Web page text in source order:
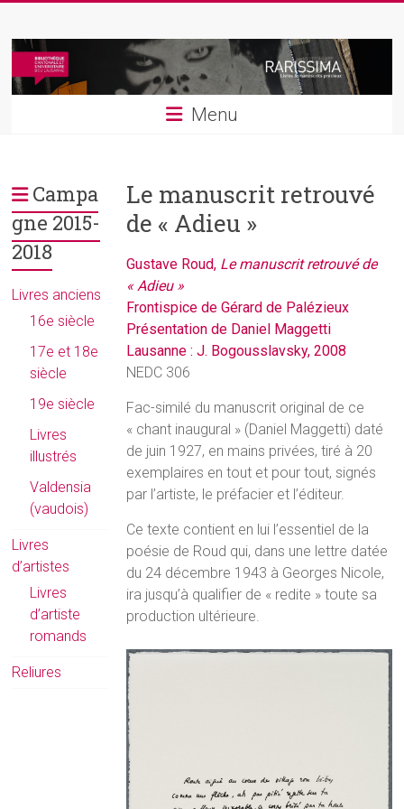
content
Rarissima
Livres
et
Menu
Le manuscrit retrouvé
de « Adieu »
Gustave Roud, Le manuscrit retrouvé de
« Adieu »
Frontispice de Gérard de Palézieux
Présentation de Daniel Maggetti
Lausanne : J. Bogousslavsky, 2008
NEDC 306
Fac-similé du manuscrit original de ce
« chant inaugural » (Daniel Maggetti) daté
de juin 1927, en mains privées, tiré à 20
exemplaires en tout et pour tout, signés
par l’artiste, le préfacier et l’éditeur.
Ce texte contient en lui l’essentiel de la
poésie de Roud qui, dans une lettre datée
du 24 décembre 1943 à Georges Nicole,
ira jusqu’à qualifier de « redite » toute sa
production ultérieure.
Campa
gne 2015-
2018
Livres anciens
16e siècle
17e et 18e
siècle
19e siècle
Livres
illustrés
Valdensia
(vaudois)
Livres
d’artistes
Livres
d’artiste
romands
Reliures